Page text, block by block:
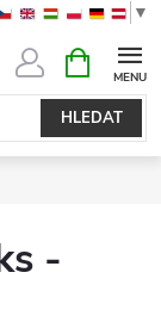
▼
HLEDAT
NÁKUPNÍ
KOŠÍK
-